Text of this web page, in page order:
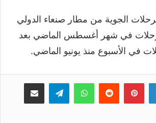
الجوية من مطار صنعاء الدولي
رحلات في شهر أغسطس الماضي بعد
في الأسبوع منذ يونيو الماضي.
لينكدإنبينتيريست واتسابتيلقرام مشاركة عبر البريد